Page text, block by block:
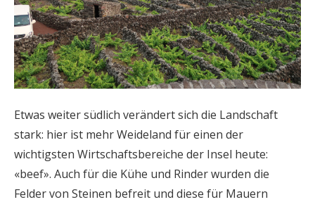
Etwas weiter südlich verändert sich die Landschaft
stark: hier ist mehr Weideland für einen der
wichtigsten Wirtschaftsbereiche der Insel heute:
«beef». Auch für die Kühe und Rinder wurden die
Felder von Steinen befreit und diese für Mauern